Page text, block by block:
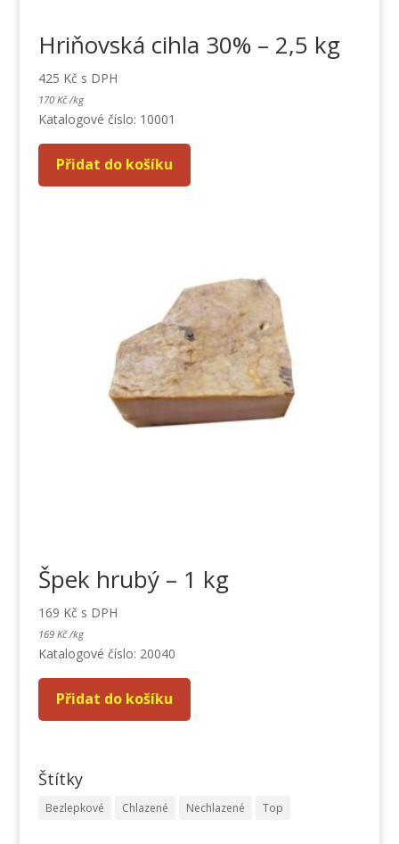
Hriňovská cihla 30% – 2,5 kg
425 Kč s DPH
170 Kč /kg
Katalogové číslo: 10001
Přidat do košíku
Špek hrubý – 1 kg
169 Kč s DPH
169 Kč /kg
Katalogové číslo: 20040
Přidat do košíku
Štítky
Bezlepkové Chlazené Nechlazené Top